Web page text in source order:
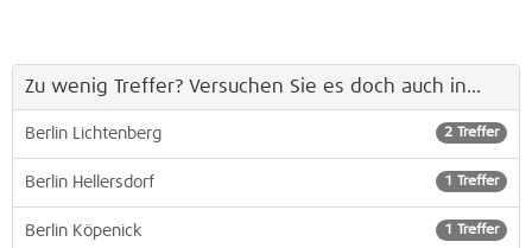
Zu wenig Treffer? Versuchen Sie es doch auch in...
2 Treffer
Berlin Lichtenberg
1 Treffer
Berlin Hellersdorf
1 Treffer
Berlin Köpenick